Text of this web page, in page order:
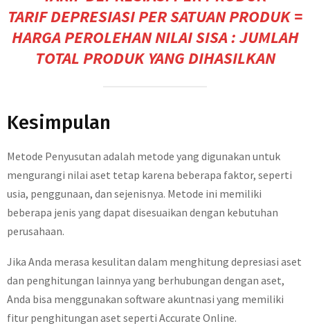
TARIF DEPRESIASI PER SATUAN PRODUK =
HARGA PEROLEHAN NILAI SISA : JUMLAH
TOTAL PRODUK YANG DIHASILKAN
Kesimpulan
Metode Penyusutan adalah metode yang digunakan untuk
mengurangi nilai aset tetap karena beberapa faktor, seperti
usia, penggunaan, dan sejenisnya. Metode ini memiliki
beberapa jenis yang dapat disesuaikan dengan kebutuhan
perusahaan.
Jika Anda merasa kesulitan dalam menghitung depresiasi aset
dan penghitungan lainnya yang berhubungan dengan aset,
Anda bisa menggunakan software akuntnasi yang memiliki
fitur penghitungan aset seperti Accurate Online.